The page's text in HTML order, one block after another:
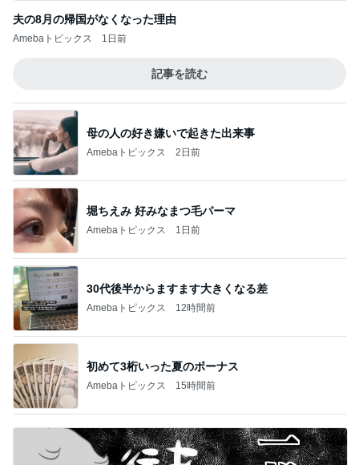
夫の8月の帰国がなくなった理由
Amebaトピックス 1日前
記事を読む
母の人の好き嫌いで起きた出来事
Amebaトピックス 2日前
堀ちえみ 好みなまつ毛パーマ
Amebaトピックス 1日前
30代後半からますます大きくなる差
Amebaトピックス 12時間前
初めて3桁いった夏のボーナス
Amebaトピックス 15時間前